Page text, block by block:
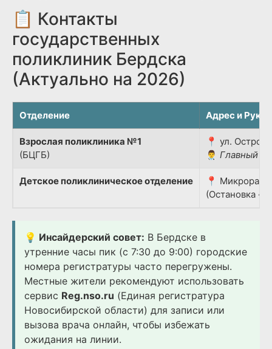
📋 Контакты
государственных
поликлиник Бердска
(Актуально на 2026)
Отделение Адрес и
Взрослая поликлиника №1
(БЦГБ)
📍 ул.
👨‍⚕️ Главный
Детское поликлиническое отделение
📍
(Остановка
💡 Инсайдерский совет: В Бердске в
утренние часы пик (с 7:30 до 9:00) городские
номера регистратуры часто перегружены.
Местные жители рекомендуют использовать
сервис Reg.nso.ru (Единая регистратура
Новосибирской области) для записи или
вызова врача онлайн, чтобы избежать
ожидания на линии.